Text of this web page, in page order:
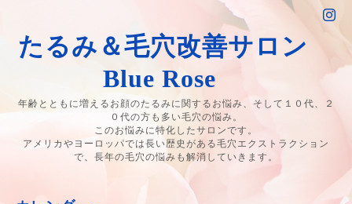
たるみ＆毛穴改善サロン
Blue Rose
年齢とともに増えるお顔のたるみに関するお悩み、そして１０代、２
０代の方も多い毛穴の悩み。
このお悩みに特化したサロンです。
アメリカやヨーロッパでは長い歴史がある毛穴エクストラクション
で、長年の毛穴の悩みも解消していきます。